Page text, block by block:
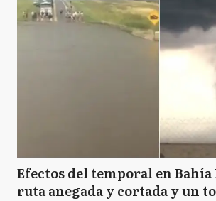
Efectos del temporal en Bahía
ruta anegada y cortada y un